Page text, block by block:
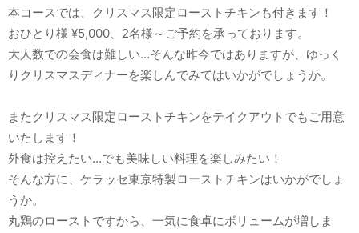
本コースでは、クリスマス限定ローストチキンも付きます！
おひとり様 ¥5,000、2名様～ご予約を承っております。
大人数での会食は難しい…そんな昨今ではありますが、ゆっく
りクリスマスディナーを楽しんでみてはいかがでしょうか。
またクリスマス限定ローストチキンをテイクアウトでもご用意
いたします！
外食は控えたい…でも美味しい料理を楽しみたい！
そんな方に、ケラッセ東京特製ローストチキンはいかがでしょ
うか。
丸鶏のローストですから、一気に食卓にボリュームが増しま